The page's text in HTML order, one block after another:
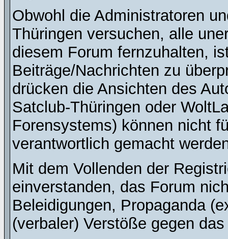
Obwohl die Administratoren
Thüringen versuchen, alle
diesem Forum fernzuhalten,
Beiträge/Nachrichten zu
drücken die Ansichten des
Satclub-Thüringen oder
Forensystems) können nicht
verantwortlich gemacht
Mit dem Vollenden der
einverstanden, das Forum
Beleidigungen, Propaganda
(verbaler) Verstöße gegen